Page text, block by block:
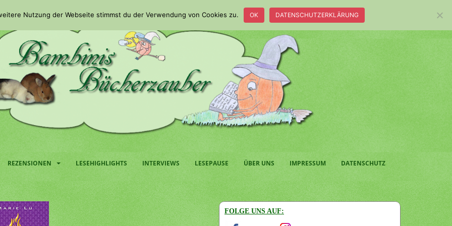
REZENSIONEN LESEHIGHLIGHTS INTERVIEWS LESEPAUSE ÜBER UNS IMPRESSUM DATENSCHUTZ
FOLGE UNS AUF:
Nutzung der Webseite stimmst du der Verwendung von Cookies zu. OK DATENSCHUTZERKLÄRUNG